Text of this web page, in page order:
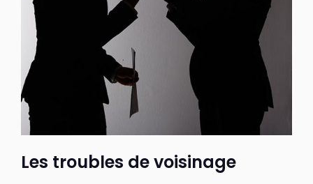
Les troubles de voisinage